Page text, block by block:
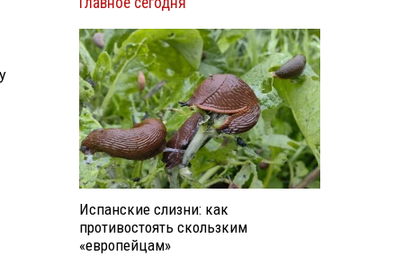
Испанские слизни: как
противостоять скользким
«европейцам»